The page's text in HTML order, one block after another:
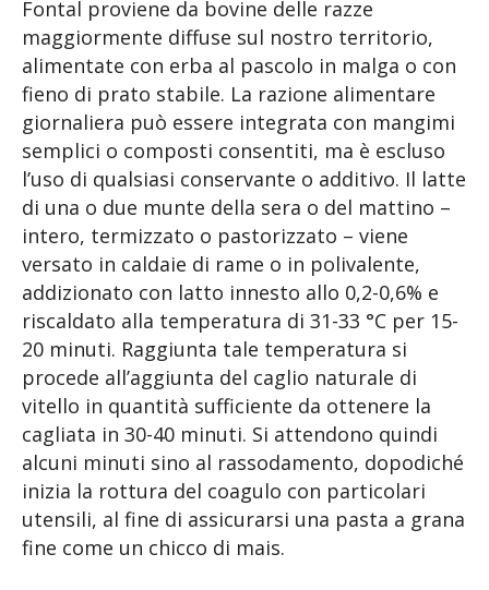
Fontal proviene da bovine delle razze
maggiormente diffuse sul nostro territorio,
alimentate con erba al pascolo in malga o con
fieno di prato stabile. La razione alimentare
giornaliera può essere integrata con mangimi
semplici o composti consentiti, ma è escluso
l’uso di qualsiasi conservante o additivo. Il latte
di una o due munte della sera o del mattino –
intero, termizzato o pastorizzato – viene
versato in caldaie di rame o in polivalente,
addizionato con latto innesto allo 0,2-0,6% e
riscaldato alla temperatura di 31-33 °C per 15-
20 minuti. Raggiunta tale temperatura si
procede all’aggiunta del caglio naturale di
vitello in quantità sufficiente da ottenere la
cagliata in 30-40 minuti. Si attendono quindi
alcuni minuti sino al rassodamento, dopodiché
inizia la rottura del coagulo con particolari
utensili, al fine di assicurarsi una pasta a grana
fine come un chicco di mais.